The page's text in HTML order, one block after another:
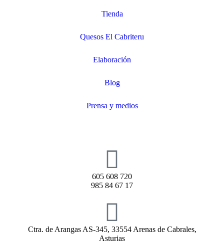
Tienda
Quesos El Cabriteru
Elaboración
Blog
Prensa y medios
605 608 720
985 84 67 17
Ctra. de Arangas AS-345, 33554 Arenas de Cabrales,
Asturias